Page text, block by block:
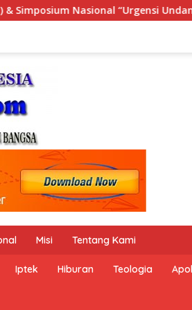
Perekonomian Nasional dan
Misi Tentang Kami
Iptek Hiburan Teologia